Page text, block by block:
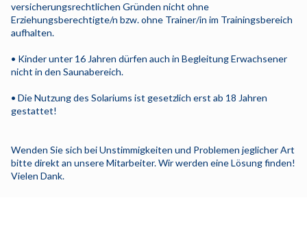
versicherungsrechtlichen Gründen nicht ohne
Erziehungsberechtigte/n bzw. ohne Trainer/in im Trainingsbereich
aufhalten.
• Kinder unter 16 Jahren dürfen auch in Begleitung Erwachsener
nicht in den Saunabereich.
• Die Nutzung des Solariums ist gesetzlich erst ab 18 Jahren
gestattet!
Wenden Sie sich bei Unstimmigkeiten und Problemen jeglicher Art
bitte direkt an unsere Mitarbeiter. Wir werden eine Lösung finden!
Vielen Dank.